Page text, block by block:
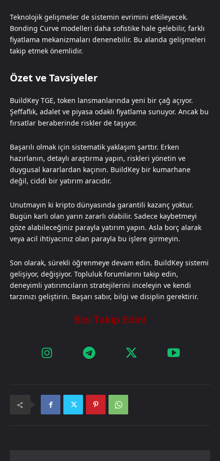
Teknolojik gelişmeler de sistemin evrimini etkileyecek.
Bonding Curve modelleri daha sofistike hale gelebilir, farklı
fiyatlama mekanizmaları denenebilir. Bu alanda gelişmeleri
takip etmek önemlidir.
Özet ve Tavsiyeler
BuildKey TGE, token lansmanlarında yeni bir çağ açıyor.
Şeffaflık, adalet ve piyasa odaklı fiyatlama sunuyor. Ancak bu
fırsatlar beraberinde riskler de taşıyor.
Başarılı olmak için sistematik yaklaşım şarttır. Erken
hazırlanın, detaylı araştırma yapın, riskleri yönetin ve
duygusal kararlardan kaçının. BuildKey bir kumarhane
değil, ciddi bir yatırım aracıdır.
Unutmayın ki kripto dünyasında garantili kazanç yoktur.
Bugün karlı olan yarın zararlı olabilir. Sadece kaybetmeyi
göze alabileceğiniz parayla yatırım yapın. Asla borç alarak
veya acil ihtiyacınız olan parayla bu işlere girmeyin.
Son olarak, sürekli öğrenmeye devam edin. BuildKey sistemi
gelişiyor, değişiyor. Topluluk forumlarını takip edin,
deneyimli yatırımcıların stratejilerini inceleyin ve kendi
tarzınızı geliştirin. Başarı sabır, bilgi ve disiplin gerektirir.​​​​​​​​​​​​​​​​